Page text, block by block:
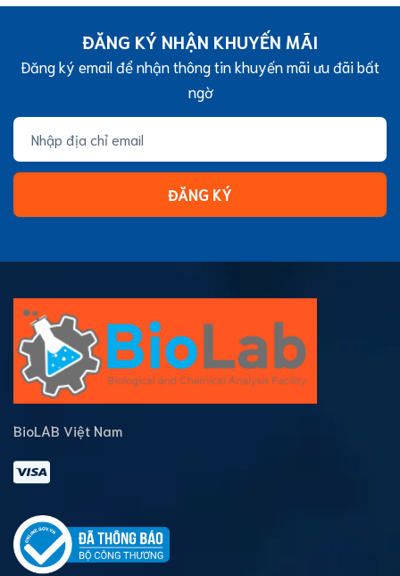
ĐĂNG KÝ NHẬN KHUYẾN MÃI
Đăng ký email để nhận thông tin khuyến mãi ưu đãi bất
ngờ
ĐĂNG KÝ
BioLAB Việt Nam